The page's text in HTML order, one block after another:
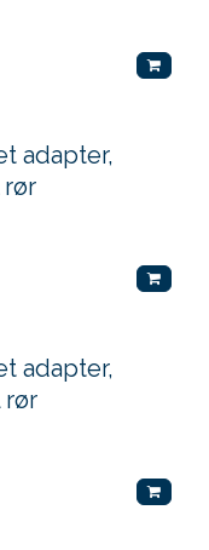
adapter,
rør
adapter,
rør